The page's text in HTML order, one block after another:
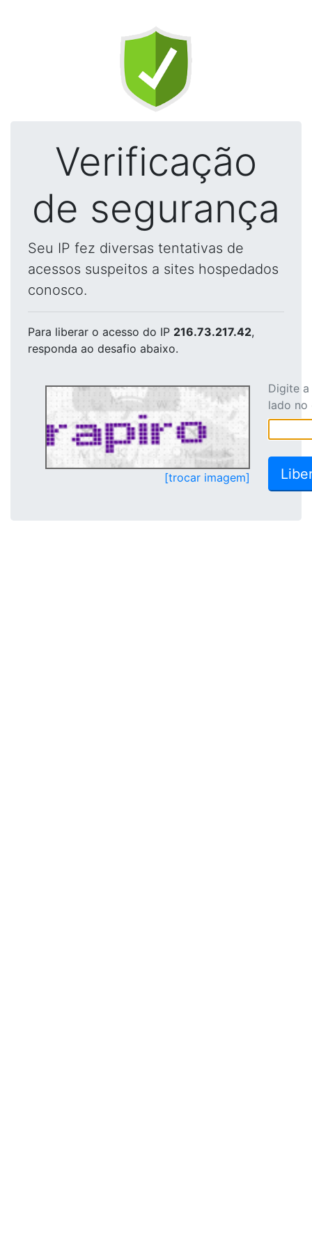
Verificação
de segurança
Seu IP fez diversas tentativas de
acessos suspeitos a sites hospedados
conosco.
Para liberar o acesso do IP 216.73.217.42,
responda ao desafio abaixo.
[trocar imagem]
Digite
lado no